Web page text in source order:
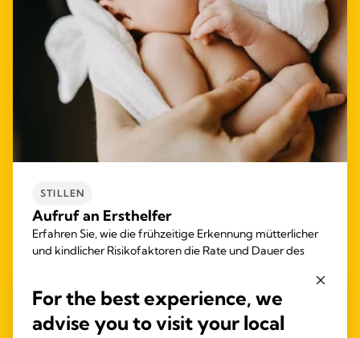
STILLEN
Aufruf an Ersthelfer
Erfahren Sie, wie die frühzeitige Erkennung mütterlicher
und kindlicher Risikofaktoren die Rate und Dauer des
Mehr lesen
For the best experience, we
advise you to visit your local